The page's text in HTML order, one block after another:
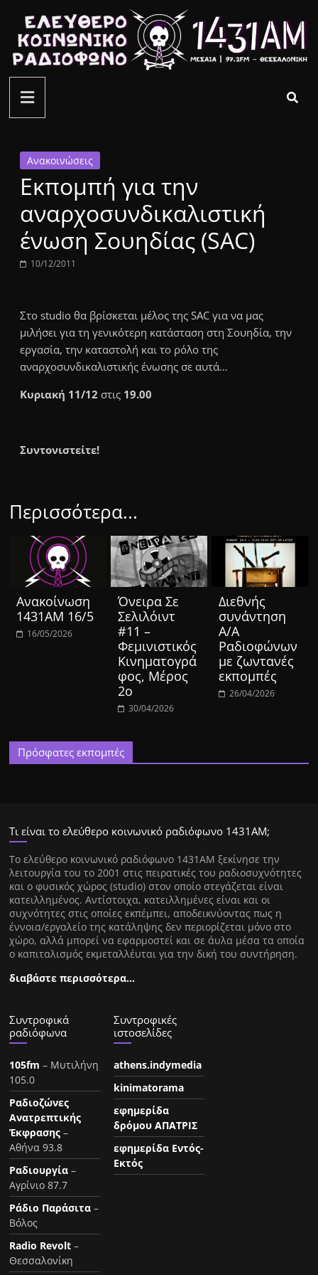
περιεχόμενο
ελεύθερο
κοινωνικό
ραδιόφωνο
1431AM
Ανακοινώσεις
Εκπομπή για την
αναρχοσυνδικαλιστική
ένωση Σουηδίας (SAC)
10/12/2011
Στο studio θα βρίσκεται μέλος της SAC για να μας
μιλήσει για τη γενικότερη κατάσταση στη Σουηδία, την
εργασία, την καταστολή και το ρόλο της
αναρχοσυνδικαλιστικής ένωσης σε αυτά…
Κυριακή 11/12στις 19.00
Συντονιστείτε!
Περισσότερα...
Ανακοίνωση
1431ΑΜ 16/5
16/05/2026
Όνειρα Σε
Σελιλόιντ
#11 –
Φεμινιστικός
Κινηματογρά
φος, Μέρος
2ο
30/04/2026
Διεθνής
συνάντηση
Α/Α
Ραδιοφώνων
με ζωντανές
εκπομπές
26/04/2026
Πρόσφατες εκπομπές
Τι είναι το ελεύθερο κοινωνικό ραδιόφωνο 1431ΑΜ;
Tο ελεύθερο κοινωνικό ραδιόφωνο 1431AM ξεκίνησε την
λειτουργία του το 2001 στις πειρατικές του ραδιοσυχνότητες
και ο φυσικός χώρος (studio) στον οποίο στεγάζεται είναι
κατειλλημένος. Αντίστοιχα, κατειλλημένες είναι και οι
συχνότητες στις οποίες εκπέμπει, αποδεικνύοντας πως η
έννοια/εργαλείο της κατάληψης δεν περιορίζεται μόνο στο
χώρο, αλλά μπορεί να εφαρμοστεί και σε άυλα μέσα τα οποία
ο καπιταλισμός εκμεταλλέυται για την δική του συντήρηση.
διαβάστε περισσότερα…
Συντροφικά
ραδιόφωνα
105fm – Μυτιλήνη
105.0
Ραδιοζώνες
Ανατρεπτικής
Έκφρασης –
Αθήνα 93.8
Ραδιουργία –
Αγρίνιο 87.7
Ράδιο Παράσιτα –
Βόλος
Radio Revolt –
Θεσσαλονίκη
Συντροφικές
ιστοσελίδες
athens.indymedia
kinimatorama
εφημερίδα
δρόμου ΑΠΑΤΡΙΣ
εφημερίδα Εντός-
Εκτός